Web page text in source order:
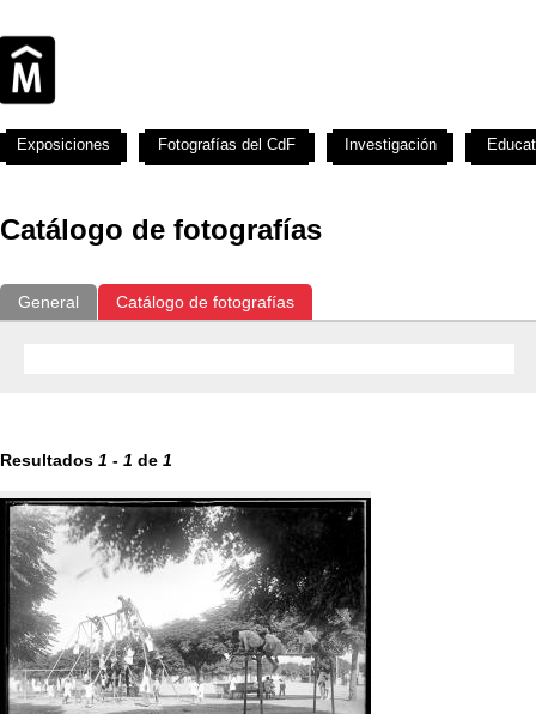
Catálogo de fotografías
General Catálogo de fotografías
Resultados 1 - 1 de 1
Exposiciones Fotografías del CdF Investigación